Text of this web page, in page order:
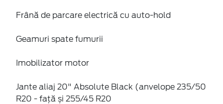
Frână de parcare electrică cu auto-hold
Geamuri spate fumurii
Imobilizator motor
Jante aliaj 20" Absolute Black (anvelope 235/50
R20 - față și 255/45 R20